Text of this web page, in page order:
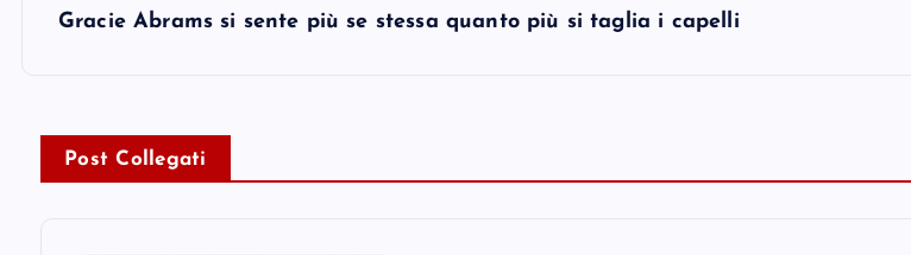
Gracie Abrams si sente più se stessa quanto più si taglia i capelli
Post Collegati